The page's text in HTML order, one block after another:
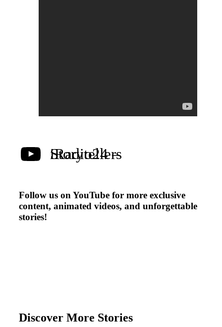
iRadio24 – Storytellers
Follow us on YouTube for more exclusive
content, animated videos, and unforgettable
stories!
Discover More Stories